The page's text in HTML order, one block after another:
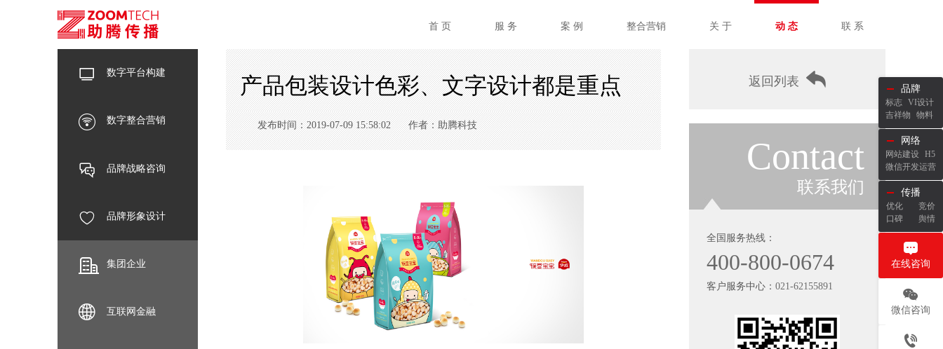
首 页 服 务 案 例 整合营销 关 于 动 态 联 系
数字平台构建
数字整合营销
品牌战略咨询
品牌形象设计
集团企业
互联网金融
产品包装设计色彩、文字设计都是重点
发布时间：2019-07-09 15:58:02 作者：助腾科技
返回列表
Contact
联系我们
全国服务热线：
400-800-0674
客户服务中心： 021-62155891
品牌
标志 VI设计
吉祥物
物料
网络
网站建设 H5
微信开发运营
传播
优化
竞价
口碑
舆情
在线咨询
微信咨询